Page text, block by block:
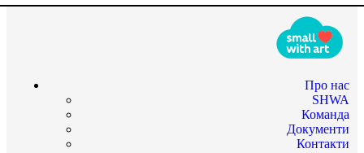
Про нас
SHWA
Команда
Документи
Контакти